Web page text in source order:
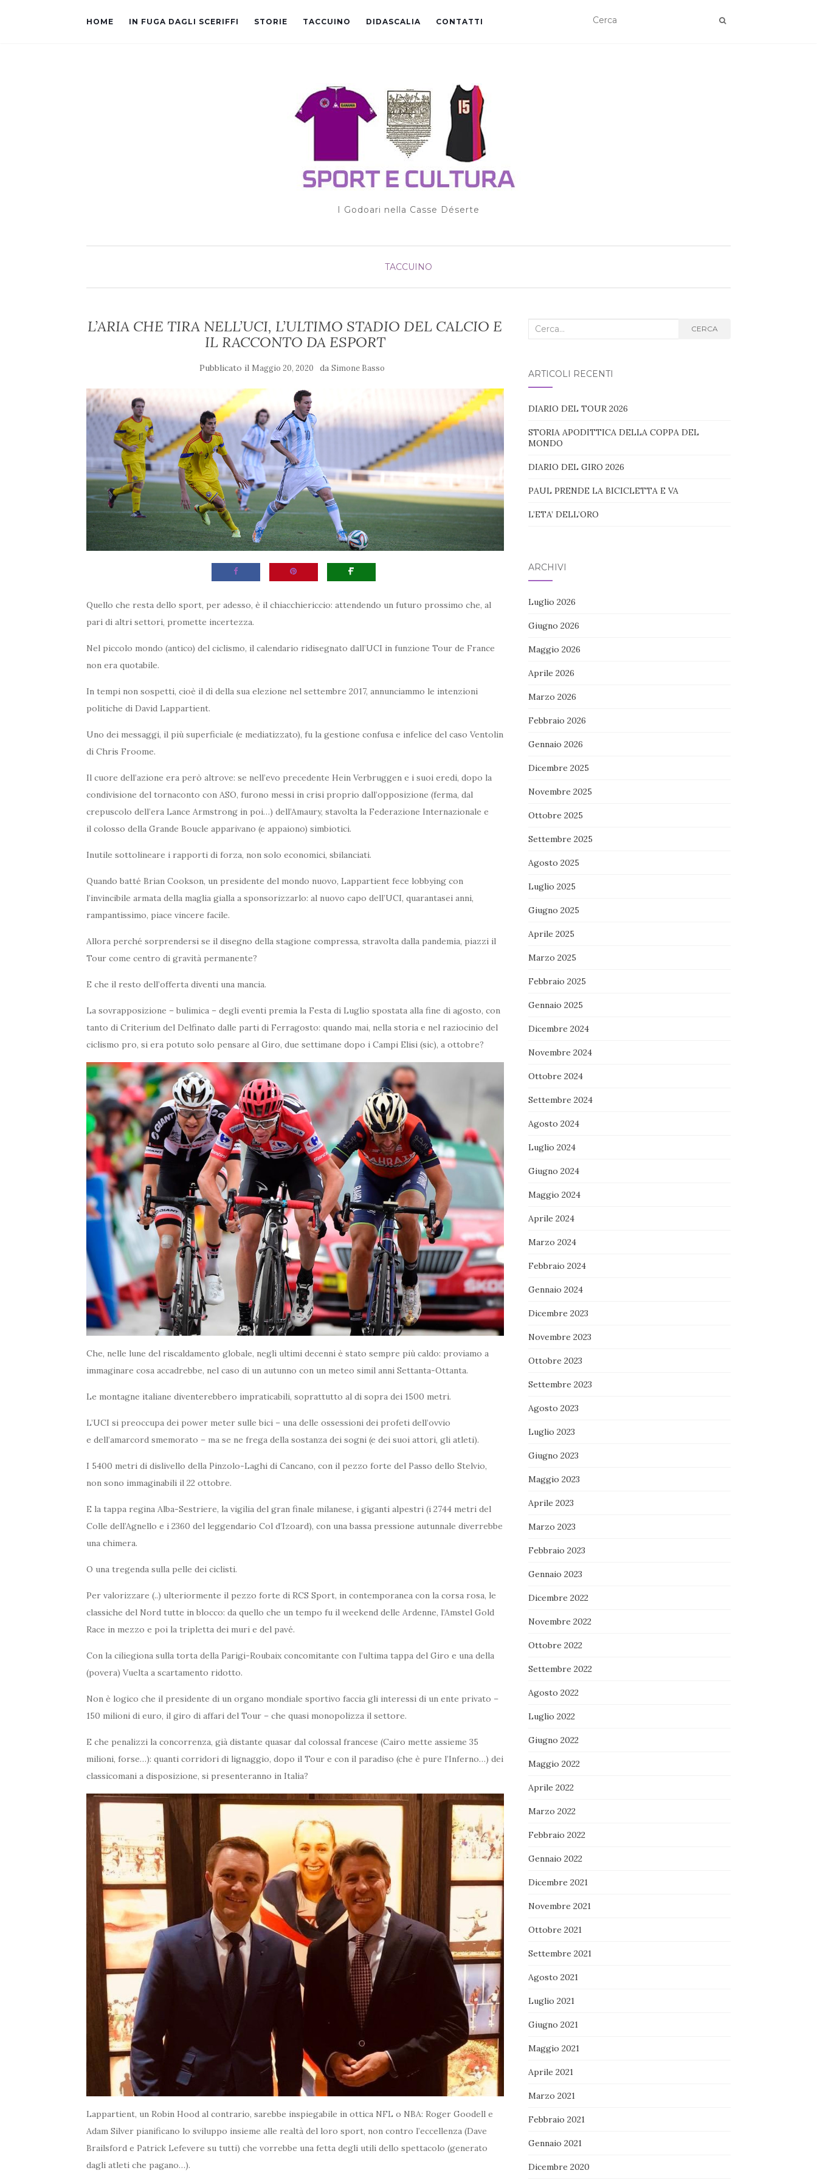
HOME IN FUGA DAGLI SCERIFFI STORIE TACCUINO DIDASCALIA CONTATTI
I Godoari nella Casse Déserte
TACCUINO
L’ARIA CHE TIRA NELL’UCI, L’ULTIMO STADIO DEL CALCIO E
IL RACCONTO DA ESPORT
Pubblicato il Maggio 20, 2020 da Simone Basso
Quello che resta dello sport, per adesso, è il chiacchiericcio: attendendo un futuro prossimo che, al
pari di altri settori, promette incertezza.
Nel piccolo mondo (antico) del ciclismo, il calendario ridisegnato dall’UCI in funzione Tour de France
non era quotabile.
In tempi non sospetti, cioè il dì della sua elezione nel settembre 2017, annunciammo le intenzioni
politiche di David Lappartient.
Uno dei messaggi, il più superficiale (e mediatizzato), fu la gestione confusa e infelice del caso Ventolin
di Chris Froome.
Il cuore dell’azione era però altrove: se nell’evo precedente Hein Verbruggen e i suoi eredi, dopo la
condivisione del tornaconto con ASO, furono messi in crisi proprio dall’opposizione (ferma, dal
crepuscolo dell’era Lance Armstrong in poi…) dell’Amaury, stavolta la Federazione Internazionale e
il colosso della Grande Boucle apparivano (e appaiono) simbiotici.
Inutile sottolineare i rapporti di forza, non solo economici, sbilanciati.
Quando batté Brian Cookson, un presidente del mondo nuovo, Lappartient fece lobbying con
l’invincibile armata della maglia gialla a sponsorizzarlo: al nuovo capo dell’UCI, quarantasei anni,
rampantissimo, piace vincere facile.
Allora perché sorprendersi se il disegno della stagione compressa, stravolta dalla pandemia, piazzi il
Tour come centro di gravità permanente?
E che il resto dell’offerta diventi una mancia.
La sovrapposizione – bulimica – degli eventi premia la Festa di Luglio spostata alla fine di agosto, con
tanto di Criterium del Delfinato dalle parti di Ferragosto: quando mai, nella storia e nel raziocinio del
ciclismo pro, si era potuto solo pensare al Giro, due settimane dopo i Campi Elisi (sic), a ottobre?
Che, nelle lune del riscaldamento globale, negli ultimi decenni è stato sempre più caldo: proviamo a
immaginare cosa accadrebbe, nel caso di un autunno con un meteo simil anni Settanta-Ottanta.
Le montagne italiane diventerebbero impraticabili, soprattutto al di sopra dei 1500 metri.
L’UCI si preoccupa dei power meter sulle bici – una delle ossessioni dei profeti dell’ovvio
e dell’amarcord smemorato – ma se ne frega della sostanza dei sogni (e dei suoi attori, gli atleti).
I 5400 metri di dislivello della Pinzolo-Laghi di Cancano, con il pezzo forte del Passo dello Stelvio,
non sono immaginabili il 22 ottobre.
E la tappa regina Alba-Sestriere, la vigilia del gran finale milanese, i giganti alpestri (i 2744 metri del
Colle dell’Agnello e i 2360 del leggendario Col d’Izoard), con una bassa pressione autunnale diverrebbe
una chimera.
O una tregenda sulla pelle dei ciclisti.
Per valorizzare (..) ulteriormente il pezzo forte di RCS Sport, in contemporanea con la corsa rosa, le
classiche del Nord tutte in blocco: da quello che un tempo fu il weekend delle Ardenne, l’Amstel Gold
Race in mezzo e poi la tripletta dei muri e del pavé.
Con la ciliegiona sulla torta della Parigi-Roubaix concomitante con l’ultima tappa del Giro e una della
(povera) Vuelta a scartamento ridotto.
Non è logico che il presidente di un organo mondiale sportivo faccia gli interessi di un ente privato –
150 milioni di euro, il giro di affari del Tour – che quasi monopolizza il settore.
E che penalizzi la concorrenza, già distante quasar dal colossal francese (Cairo mette assieme 35
milioni, forse…): quanti corridori di lignaggio, dopo il Tour e con il paradiso (che è pure l’Inferno…) dei
classicomani a disposizione, si presenteranno in Italia?
Lappartient, un Robin Hood al contrario, sarebbe inspiegabile in ottica NFL o NBA: Roger Goodell e
Adam Silver pianificano lo sviluppo insieme alle realtà del loro sport, non contro l’eccellenza (Dave
Brailsford e Patrick Lefevere su tutti) che vorrebbe una fetta degli utili dello spettacolo (generato
dagli atleti che pagano…).
Cerca
CERCA
ARTICOLI RECENTI
DIARIO DEL TOUR 2026
STORIA APODITTICA DELLA COPPA DEL
MONDO
DIARIO DEL GIRO 2026
PAUL PRENDE LA BICICLETTA E VA
L’ETA’ DELL’ORO
ARCHIVI
Luglio 2026
Giugno 2026
Maggio 2026
Aprile 2026
Marzo 2026
Febbraio 2026
Gennaio 2026
Dicembre 2025
Novembre 2025
Ottobre 2025
Settembre 2025
Agosto 2025
Luglio 2025
Giugno 2025
Aprile 2025
Marzo 2025
Febbraio 2025
Gennaio 2025
Dicembre 2024
Novembre 2024
Ottobre 2024
Settembre 2024
Agosto 2024
Luglio 2024
Giugno 2024
Maggio 2024
Aprile 2024
Marzo 2024
Febbraio 2024
Gennaio 2024
Dicembre 2023
Novembre 2023
Ottobre 2023
Settembre 2023
Agosto 2023
Luglio 2023
Giugno 2023
Maggio 2023
Aprile 2023
Marzo 2023
Febbraio 2023
Gennaio 2023
Dicembre 2022
Novembre 2022
Ottobre 2022
Settembre 2022
Agosto 2022
Luglio 2022
Giugno 2022
Maggio 2022
Aprile 2022
Marzo 2022
Febbraio 2022
Gennaio 2022
Dicembre 2021
Novembre 2021
Ottobre 2021
Settembre 2021
Agosto 2021
Luglio 2021
Giugno 2021
Maggio 2021
Aprile 2021
Marzo 2021
Febbraio 2021
Gennaio 2021
Dicembre 2020